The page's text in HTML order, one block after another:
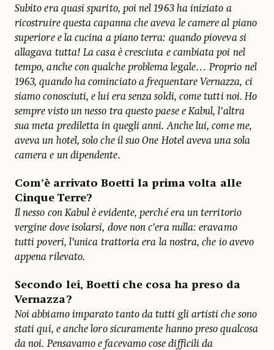
Subito era quasi sparito, poi nel 1963 ha iniziato a
ricostruire questa capanna che aveva le camere al piano
superiore e la cucina a piano terra: quando pioveva si
allagava tutta! La casa è cresciuta e cambiata poi nel
tempo, anche con qualche problema legale… Proprio nel
1963, quando ha cominciato a frequentare Vernazza, ci
siamo conosciuti, e lui era senza soldi, come tutti noi. Ho
sempre visto un nesso tra questo paese e Kabul, l’altra
sua meta prediletta in quegli anni. Anche lui, come me,
aveva un hotel, solo che il suo One Hotel aveva una sola
camera e un dipendente.
Com’è arrivato Boetti la prima volta alle
Cinque Terre?
Il nesso con Kabul è evidente, perché era un territorio
vergine dove isolarsi, dove non c’era nulla: eravamo
tutti poveri, l’unica trattoria era la nostra, che io avevo
appena rilevato.
Secondo lei, Boetti che cosa ha preso da
Vernazza?
Noi abbiamo imparato tanto da tutti gli artisti che sono
stati qui, e anche loro sicuramente hanno preso qualcosa
da noi. Pensavamo e facevamo cose difficili da